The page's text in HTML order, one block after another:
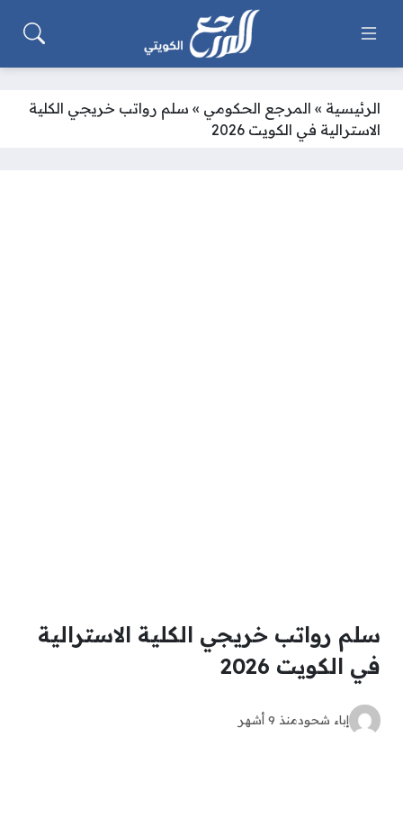
الرئيسية » المرجع الحكومي » سلم رواتب خريجي الكلية
الاسترالية في الكويت 2026
سلم رواتب خريجي الكلية الاسترالية
في الكويت 2026
إباء شحودمنذ 9 أشهر